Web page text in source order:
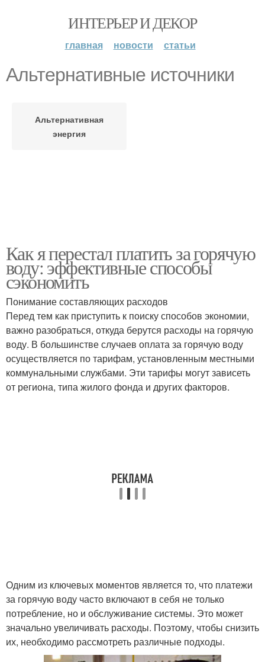
ИНТЕРЬЕР И ДЕКОР
главная новости статьи
Альтернативные источники
Альтернативная
энергия
Как я перестал платить за горячую
воду: эффективные способы
сэкономить
Понимание составляющих расходов
Перед тем как приступить к поиску способов экономии,
важно разобраться, откуда берутся расходы на горячую
воду. В большинстве случаев оплата за горячую воду
осуществляется по тарифам, установленным местными
коммунальными службами. Эти тарифы могут зависеть
от региона, типа жилого фонда и других факторов.
Одним из ключевых моментов является то, что платежи
за горячую воду часто включают в себя не только
потребление, но и обслуживание системы. Это может
значально увеличивать расходы. Поэтому, чтобы снизить
их, необходимо рассмотреть различные подходы.